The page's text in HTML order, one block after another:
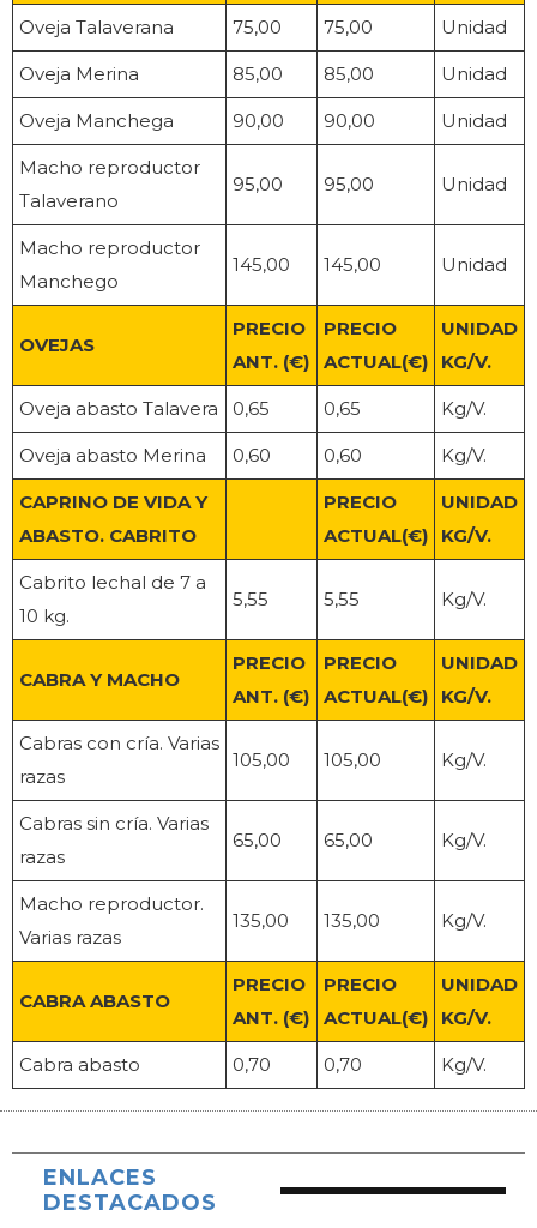
Oveja Talaverana 75,00 75,00 Unidad
Oveja Merina 85,00 85,00 Unidad
Oveja Manchega 90,00 90,00 Unidad
Macho reproductor
Talaverano
95,00 95,00 Unidad
Macho reproductor
Manchego
145,00 145,00 Unidad
OVEJAS
PRECIO
ANT. (€)
PRECIO
ACTUAL(€)
UNIDAD
KG/V.
Oveja abasto Talavera 0,65 0,65 Kg/V.
Oveja abasto Merina 0,60 0,60 Kg/V.
CAPRINO DE VIDA Y
ABASTO. CABRITO
PRECIO
ACTUAL(€)
UNIDAD
KG/V.
Cabrito lechal de 7 a
10 kg.
5,55 5,55 Kg/V.
CABRA Y MACHO
PRECIO
ANT. (€)
PRECIO
ACTUAL(€)
UNIDAD
KG/V.
Cabras con cría. Varias
razas
105,00 105,00 Kg/V.
Cabras sin cría. Varias
razas
65,00 65,00 Kg/V.
Macho reproductor.
Varias razas
135,00 135,00 Kg/V.
CABRA ABASTO
PRECIO
ANT. (€)
PRECIO
ACTUAL(€)
UNIDAD
KG/V.
Cabra abasto 0,70 0,70 Kg/V.
ENLACES
DESTACADOS